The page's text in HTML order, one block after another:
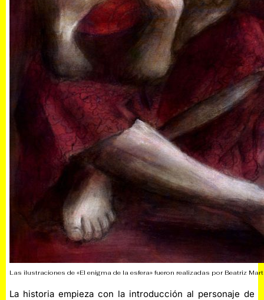
Las ilustraciones de «El enigma de la esfera» fueron realizadas por Beatriz
La historia empieza con la introducción al personaje de